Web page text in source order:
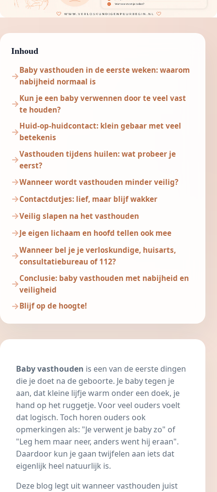
Inhoud
Baby vasthouden in de eerste weken: waarom
nabijheid normaal is
Kun je een baby verwennen door te veel vast
te houden?
Huid-op-huidcontact: klein gebaar met veel
betekenis
Vasthouden tijdens huilen: wat probeer je
eerst?
Wanneer wordt vasthouden minder veilig?
Contactdutjes: lief, maar blijf wakker
Veilig slapen na het vasthouden
Je eigen lichaam en hoofd tellen ook mee
Wanneer bel je je verloskundige, huisarts,
consultatiebureau of 112?
Conclusie: baby vasthouden met nabijheid en
veiligheid
Blijf op de hoogte!
Baby vasthouden is een van de eerste dingen
die je doet na de geboorte. Je baby tegen je
aan, dat kleine lijfje warm onder een doek, je
hand op het ruggetje. Voor veel ouders voelt
dat logisch. Toch horen ouders ook
opmerkingen als: "Je verwent je baby zo" of
"Leg hem maar neer, anders went hij eraan".
Daardoor kun je gaan twijfelen aan iets dat
eigenlijk heel natuurlijk is.
Deze blog legt uit wanneer vasthouden juist